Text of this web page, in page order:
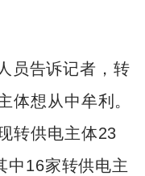
员告诉记者，转
体想从中牟利。
转供电主体23
中16家转供电主